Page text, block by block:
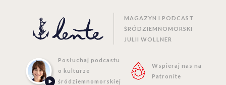
MAGAZYN I PODCAST
ŚRÓDZIEMNOMORSKI
JULII WOLLNER
Posłuchaj podcastu
o kulturze
śródziemnomorskiej
Wspieraj nas na
Patronite